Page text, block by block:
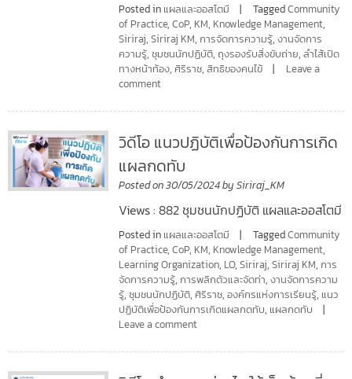
Posted in แผลและออสโตมี TaggedCommunity
of Practice,CoP, KM, Knowledge Management,
Siriraj,Siriraj KM,การจัดการความรู้,งานจัดการ
ความรู้,ชุมชนนักปฏิบัติ,ถุงรองรับสิ่งขับถ่าย,ลำไส้เปิด
ทางหน้าท้อง, ศิริราช,สิทธิของคนไข้
Leave a
comment
วิดีโอ แนวปฏิบัติเพื่อป้องกันการเกิด
แผลกดทับ
Posted on30/05/2024bySiriraj_KM
Views : 882 ชุมชนนักปฏิบัติ แผลและออสโตมี
Posted in แผลและออสโตมี TaggedCommunity
of Practice,CoP, KM, Knowledge Management,
Learning Organization, LO,Siriraj,Siriraj KM,การ
จัดการความรู้,การพลิกตัวและจัดท่า,งานจัดการความ
รู้,ชุมชนนักปฏิบัติ, ศิริราช,องค์กรแห่งการเรียนรู้, แนว
ปฏิบัติเพื่อป้องกันการเกิดแผลกดทับ, แผลกดทับ
Leave a comment